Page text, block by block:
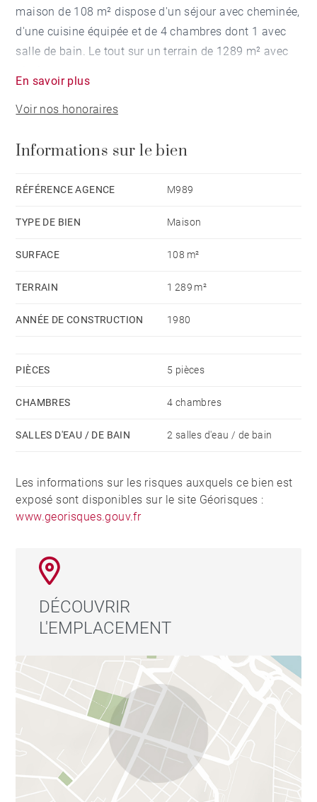
maison de 108 m² dispose d'un séjour avec cheminée,
d'une cuisine équipée et de 4 chambres dont 1 avec
salle de bain. Le tout sur un terrain de 1289 m² avec
En savoir plus
Voir nos honoraires
Informations sur le bien
RÉFÉRENCE AGENCE M989
TYPE DE BIEN Maison
SURFACE 108 m²
TERRAIN 1 289 m²
ANNÉE DE CONSTRUCTION 1980
PIÈCES 5 pièces
CHAMBRES 4 chambres
SALLES D'EAU / DE BAIN 2 salles d'eau / de bain
Les informations sur les risques auxquels ce bien est
exposé sont disponibles sur le site Géorisques :
www.georisques.gouv.fr
DÉCOUVRIR
L'EMPLACEMENT